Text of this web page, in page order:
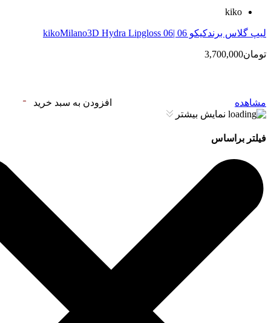
kiko
لیپ گلاس‌ برندکیکو 06 |kikoMilano3D Hydra Lipgloss 06
تومان3,700,000
مشاهده
افزودن به سبد خرید
نمایش بیشتر
فیلتر براساس